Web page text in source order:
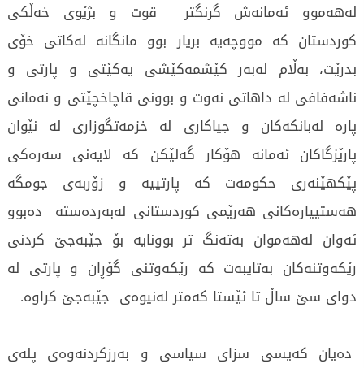
لەھەموو ئەمانەش گرنگتر قوت و بژێوی خەڵکی
کوردستان کە مووچەیە بریار بوو مانگانە لەکاتی خۆی
بدرێت، بەڵام لەبەر کێشمەکێشی یەکێتی و پارتی و
ناشەفافی لە داھاتی نەوت و بوونی قاچاخچێتی و نەمانی
پارە لەبانکەکان و جیاکاری لە خزمەتگوزاری لە نێوان
پارێزگاکان ئەمانە ھۆکار گەلێکن کە لایەنی سەرەکی
پێکھێنەری حکومەت کە پارتییە و زۆربەی جومگە
ھەستییارەکانی ھەرێمی کوردستانی لەبەردەستە دەبوو
ئەوان لەھەموان بەتەنگ تر بوونایە بۆ جێبەجێ کردنی
رێکەوتنەکان بەتایبەت کە رێکەوتنی گۆڕان و پارتی لە
دوای سێ ساڵ تا ئێستا کەمتر لەنیوەی جێبەجێ کراوە.
دەیان کەیسی سزای سیاسی و بەرزکردنەوەی پلەی